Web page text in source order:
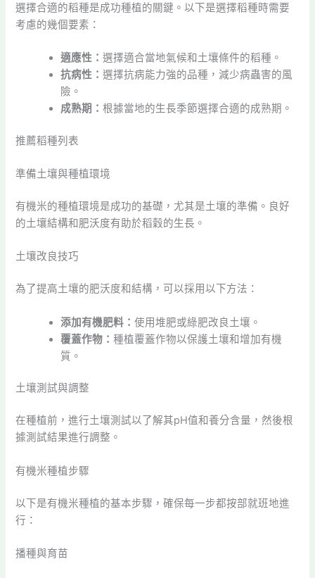
選擇合適的稻種是成功種植的關鍵。以下是選擇稻種時需要
考慮的幾個要素：
適應性：選擇適合當地氣候和土壤條件的稻種。
抗病性：選擇抗病能力強的品種，減少病蟲害的風
險。
成熟期：根據當地的生長季節選擇合適的成熟期。
推薦稻種列表
準備土壤與種植環境
有機米的種植環境是成功的基礎，尤其是土壤的準備。良好
的土壤結構和肥沃度有助於稻穀的生長。
土壤改良技巧
為了提高土壤的肥沃度和結構，可以採用以下方法：
添加有機肥料：使用堆肥或綠肥改良土壤。
覆蓋作物：種植覆蓋作物以保護土壤和增加有機
質。
土壤測試與調整
在種植前，進行土壤測試以了解其pH值和養分含量，然後根
據測試結果進行調整。
有機米種植步驟
以下是有機米種植的基本步驟，確保每一步都按部就班地進
行：
播種與育苗